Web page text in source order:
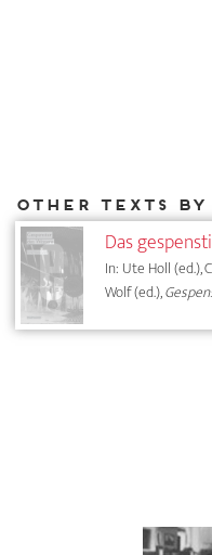
Das
In: Ute Holl (ed.),
Wolf (ed.),